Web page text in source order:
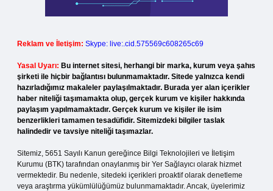
Reklam ve İletişim: Skype: live:.cid.575569c608265c69
Yasal Uyarı: Bu internet sitesi, herhangi bir marka, kurum veya şahıs
şirketi ile hiçbir bağlantısı bulunmamaktadır. Sitede yalnızca kendi
hazırladığımız makaleler paylaşılmaktadır. Burada yer alan içerikler
haber niteliği taşımamakta olup, gerçek kurum ve kişiler hakkında
paylaşım yapılmamaktadır. Gerçek kurum ve kişiler ile isim
benzerlikleri tamamen tesadüfidir. Sitemizdeki bilgiler taslak
halindedir ve tavsiye niteliği taşımazlar.
Sitemiz, 5651 Sayılı Kanun gereğince Bilgi Teknolojileri ve İletişim
Kurumu (BTK) tarafından onaylanmış bir Yer Sağlayıcı olarak hizmet
vermektedir. Bu nedenle, sitedeki içerikleri proaktif olarak denetleme
veya araştırma yükümlülüğümüz bulunmamaktadır. Ancak, üyelerimiz